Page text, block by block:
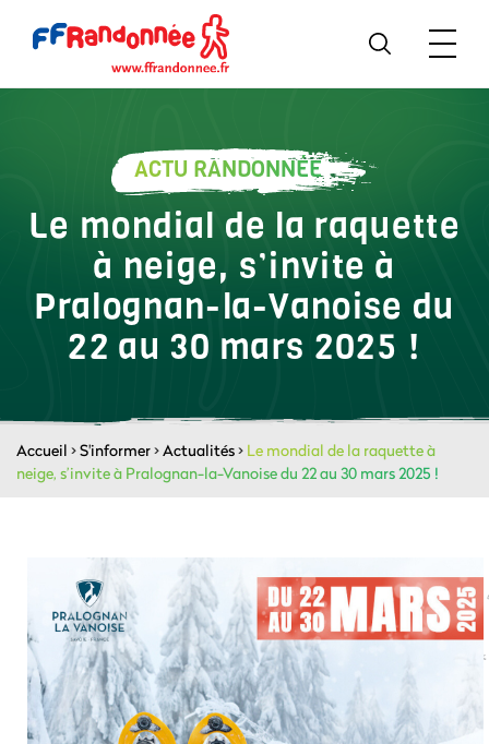
ACTU RANDONNÉE
Le mondial de la raquette
à neige, s’invite à
Pralognan-la-Vanoise du
22 au 30 mars 2025 !
Accueil >S'informer>Actualités> Le mondial de la raquette à
neige, s’invite à Pralognan-la-Vanoise du 22 au 30 mars 2025 !